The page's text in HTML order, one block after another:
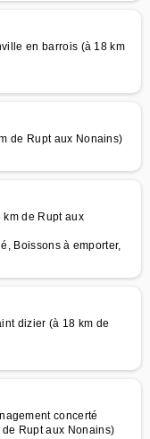
en barrois (à 18 km
de Rupt aux Nonains)
de Rupt aux
Boissons à emporter,
dizier (à 18 km de
concerté
Rupt aux Nonains)